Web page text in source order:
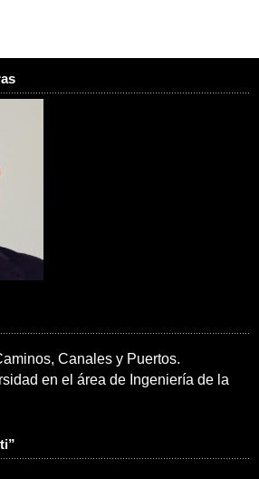
Canales y Puertos.
en el área de Ingeniería de la